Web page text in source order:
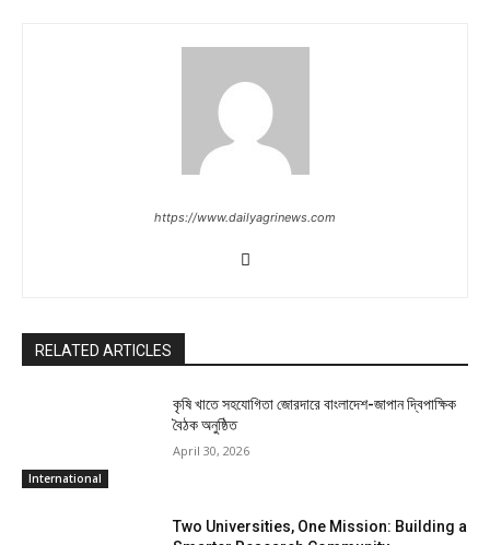
https://www.dailyagrinews.com
RELATED ARTICLES
International
কৃষি খাতে সহযোগিতা জোরদারে বাংলাদেশ-জাপান দ্বিপাক্ষিক
বৈঠক অনুষ্ঠিত
April 30, 2026
Two Universities, One Mission: Building a